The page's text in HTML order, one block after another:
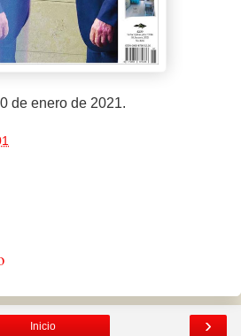
de enero de 2021.
›
Inicio